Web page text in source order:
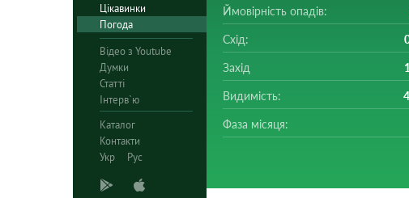
Цікавинки
Погода
Відео з Youtube
Думки
Статті
Інтерв`ю
Каталог
Контакти
Укр
Рус
Ймовірність опадів:
Схід:
Захід
Видимість:
Фаза місяця: